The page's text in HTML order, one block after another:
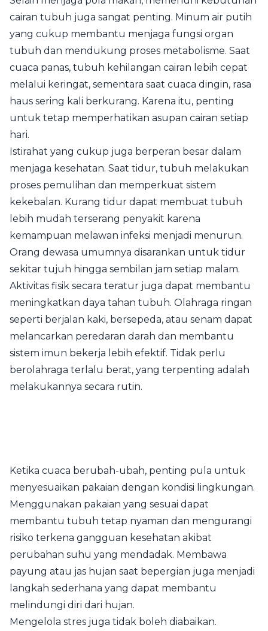
cairan tubuh juga sangat penting. Minum air putih
yang cukup membantu menjaga fungsi organ
tubuh dan mendukung proses metabolisme. Saat
cuaca panas, tubuh kehilangan cairan lebih cepat
melalui keringat, sementara saat cuaca dingin, rasa
haus sering kali berkurang. Karena itu, penting
untuk tetap memperhatikan asupan cairan setiap
hari.
Istirahat yang cukup juga berperan besar dalam
menjaga kesehatan. Saat tidur, tubuh melakukan
proses pemulihan dan memperkuat sistem
kekebalan. Kurang tidur dapat membuat tubuh
lebih mudah terserang penyakit karena
kemampuan melawan infeksi menjadi menurun.
Orang dewasa umumnya disarankan untuk tidur
sekitar tujuh hingga sembilan jam setiap malam.
Aktivitas fisik secara teratur juga dapat membantu
meningkatkan daya tahan tubuh. Olahraga ringan
seperti berjalan kaki, bersepeda, atau senam dapat
melancarkan peredaran darah dan membantu
sistem imun bekerja lebih efektif. Tidak perlu
berolahraga terlalu berat, yang terpenting adalah
melakukannya secara rutin.
Ketika cuaca berubah-ubah, penting pula untuk
menyesuaikan pakaian dengan kondisi lingkungan.
Menggunakan pakaian yang sesuai dapat
membantu tubuh tetap nyaman dan mengurangi
risiko terkena gangguan kesehatan akibat
perubahan suhu yang mendadak. Membawa
payung atau jas hujan saat bepergian juga menjadi
langkah sederhana yang dapat membantu
melindungi diri dari hujan.
Mengelola stres juga tidak boleh diabaikan.